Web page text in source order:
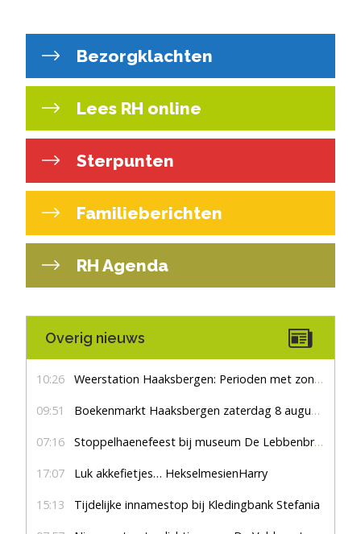
Bezorgklachten
Lees RH online
Sterpunten
Familieberichten
RH Agenda
Overig nieuws
10:26 Weerstation Haaksbergen: Perioden met zon en droog
09:51 Boekenmarkt Haaksbergen zaterdag 8 augustus, marktplein Haaksbergen
07:16 Stoppelhaenefeest bij museum De Lebbenbrugge
17:07 Luk akkefietjes… HekselmesienHarry
15:13 Tijdelijke innamestop bij Kledingbank Stefania